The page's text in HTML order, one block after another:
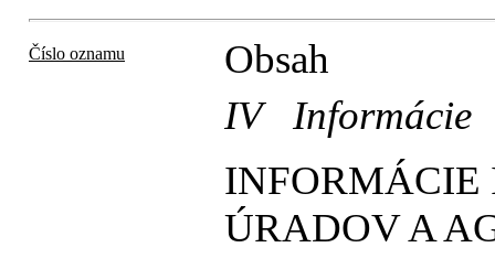
Číslo oznamu
Obsah
IV Informácie
INFORMÁCIE
ÚRADOV A